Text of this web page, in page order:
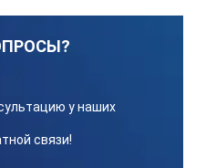
воздушного потока
воздуха
у наших
связи!